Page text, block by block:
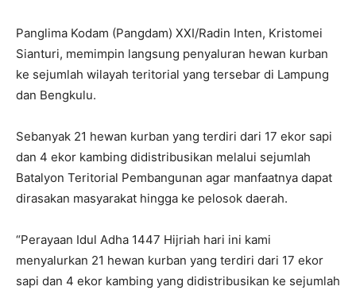
Panglima Kodam (Pangdam) XXI/Radin Inten, Kristomei
Sianturi, memimpin langsung penyaluran hewan kurban
ke sejumlah wilayah teritorial yang tersebar di Lampung
dan Bengkulu.
Sebanyak 21 hewan kurban yang terdiri dari 17 ekor sapi
dan 4 ekor kambing didistribusikan melalui sejumlah
Batalyon Teritorial Pembangunan agar manfaatnya dapat
dirasakan masyarakat hingga ke pelosok daerah.
“Perayaan Idul Adha 1447 Hijriah hari ini kami
menyalurkan 21 hewan kurban yang terdiri dari 17 ekor
sapi dan 4 ekor kambing yang didistribusikan ke sejumlah